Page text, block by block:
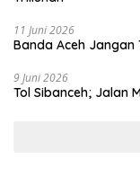
11 Juni 2026
Banda Aceh Jangan
9 Juni 2026
Tol Sibanceh; Jalan